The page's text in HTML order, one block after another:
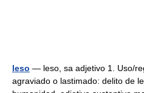
leso — leso, sa adjetivo 1. Uso/
agraviado o lastimado: delito de